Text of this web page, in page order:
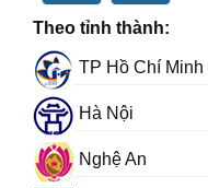
Theo tỉnh thành:
TP Hồ Chí Minh
Hà Nội
Nghệ An